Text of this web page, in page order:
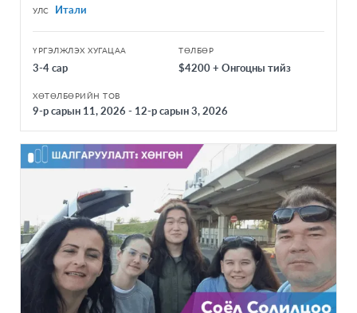
УЛС Итали
ҮРГЭЛЖЛЭХ ХУГАЦАА
3-4 сар
ТӨЛБӨР
$4200 + Онгоцны тийз
ХӨТӨЛБӨРИЙН ТОВ
9-р сарын 11, 2026 - 12-р сарын 3, 2026